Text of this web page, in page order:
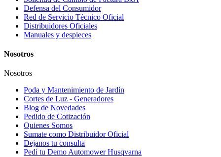
Defensa del Consumidor
Red de Servicio Técnico Oficial
Distribuidores Oficiales
Manuales y despieces
Nosotros
Nosotros
Poda y Mantenimiento de Jardín
Cortes de Luz - Generadores
Blog de Novedades
Pedido de Cotización
Quienes Somos
Sumate como Distribuidor Oficial
Dejanos tu consulta
Pedí tu Demo Automower Husqvarna